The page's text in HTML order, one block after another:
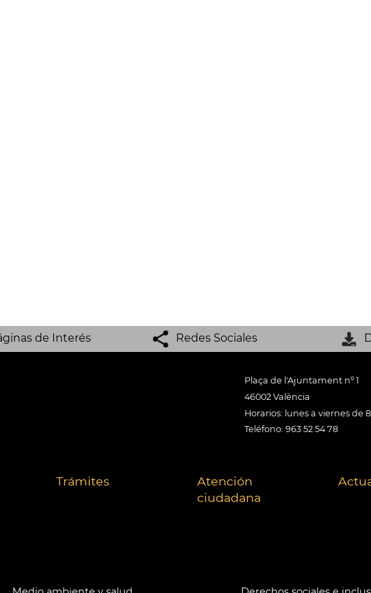
de Interés Redes Sociales
Plaça de l'Ajuntament nº 1
46002 València
Horarios: lunes a viernes de
Teléfono: 963 52 54 78
Trámites
Atención
ciudadana